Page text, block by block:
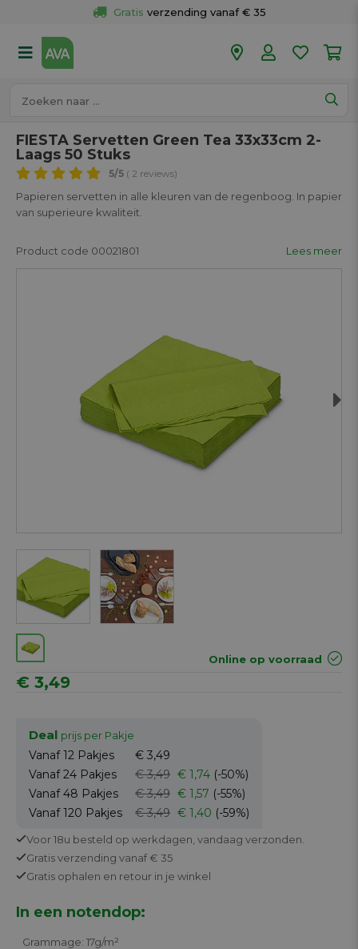
Gratis verzending vanaf € 35
50 winkels
FIESTA Servetten Green Tea 33x33cm 2-
Laags 50 Stuks
5/5 ( 2 reviews)
Papieren servetten in alle kleuren van de regenboog. In papier
van superieure kwaliteit.
Product code 00021801 Lees meer
Online op voorraad
€ 3,49
Deal prijs per Pakje
Vanaf 12 Pakjes
€ 3,49
Vanaf 24 Pakjes € 3,49 € 1,74 (-50%)
Vanaf 48 Pakjes € 3,49 € 1,57 (-55%)
Vanaf 120 Pakjes € 3,49 € 1,40 (-59%)
Voor 18u besteld op werkdagen, vandaag verzonden.
Gratisverzending vanaf € 35
Gratis ophalen en retour in je winkel
In een notendop:
Grammage: 17g/m²